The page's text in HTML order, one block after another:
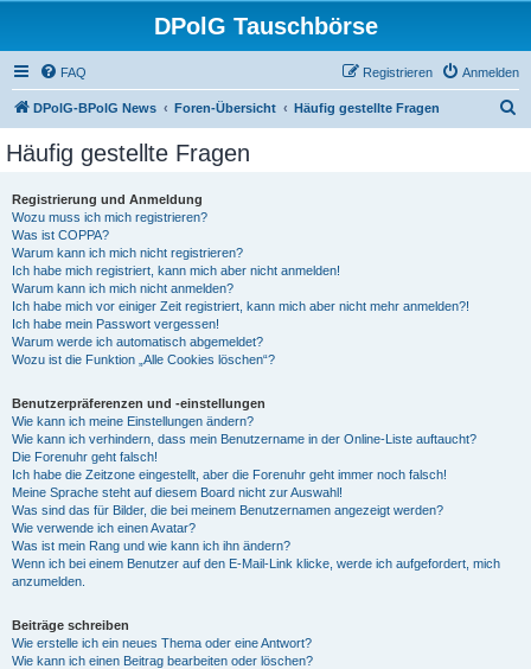
DPolG Tauschbörse
FAQ Anmelden
Registrieren
DPolG-BPolG News Foren-Übersicht Häufig gestellte Fragen
Häufig gestellte Fragen
Registrierung und Anmeldung
Wozu muss ich mich registrieren?
Was ist COPPA?
Warum kann ich mich nicht registrieren?
Ich habe mich registriert, kann mich aber nicht anmelden!
Warum kann ich mich nicht anmelden?
Ich habe mich vor einiger Zeit registriert, kann mich aber nicht mehr anmelden?!
Ich habe mein Passwort vergessen!
Warum werde ich automatisch abgemeldet?
Wozu ist die Funktion „Alle Cookies löschen“?
Benutzerpräferenzen und -einstellungen
Wie kann ich meine Einstellungen ändern?
Wie kann ich verhindern, dass mein Benutzername in der Online-Liste auftaucht?
Die Forenuhr geht falsch!
Ich habe die Zeitzone eingestellt, aber die Forenuhr geht immer noch falsch!
Meine Sprache steht auf diesem Board nicht zur Auswahl!
Was sind das für Bilder, die bei meinem Benutzernamen angezeigt werden?
Wie verwende ich einen Avatar?
Was ist mein Rang und wie kann ich ihn ändern?
Wenn ich bei einem Benutzer auf den E-Mail-Link klicke, werde ich aufgefordert, mich
anzumelden.
Beiträge schreiben
Wie erstelle ich ein neues Thema oder eine Antwort?
Wie kann ich einen Beitrag bearbeiten oder löschen?